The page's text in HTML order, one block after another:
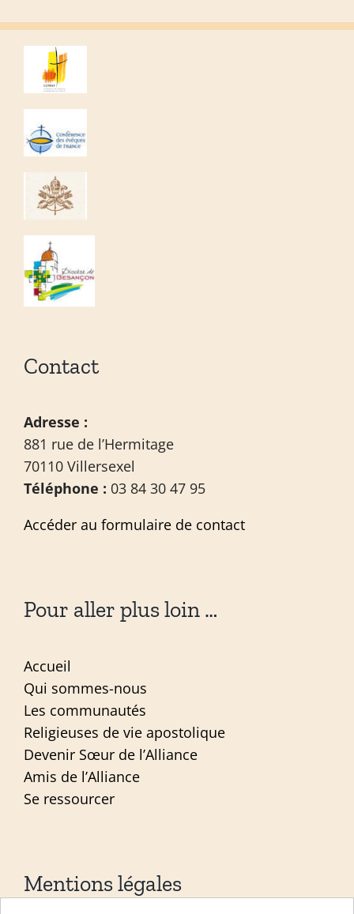
Contact
Adresse :
881 rue de l’Hermitage
70110 Villersexel
Téléphone : 03 84 30 47 95
Accéder au formulaire de contact
Pour aller plus loin …
Accueil
Qui sommes-nous
Les communautés
Religieuses de vie apostolique
Devenir Sœur de l’Alliance
Amis de l’Alliance
Se ressourcer
Mentions légales